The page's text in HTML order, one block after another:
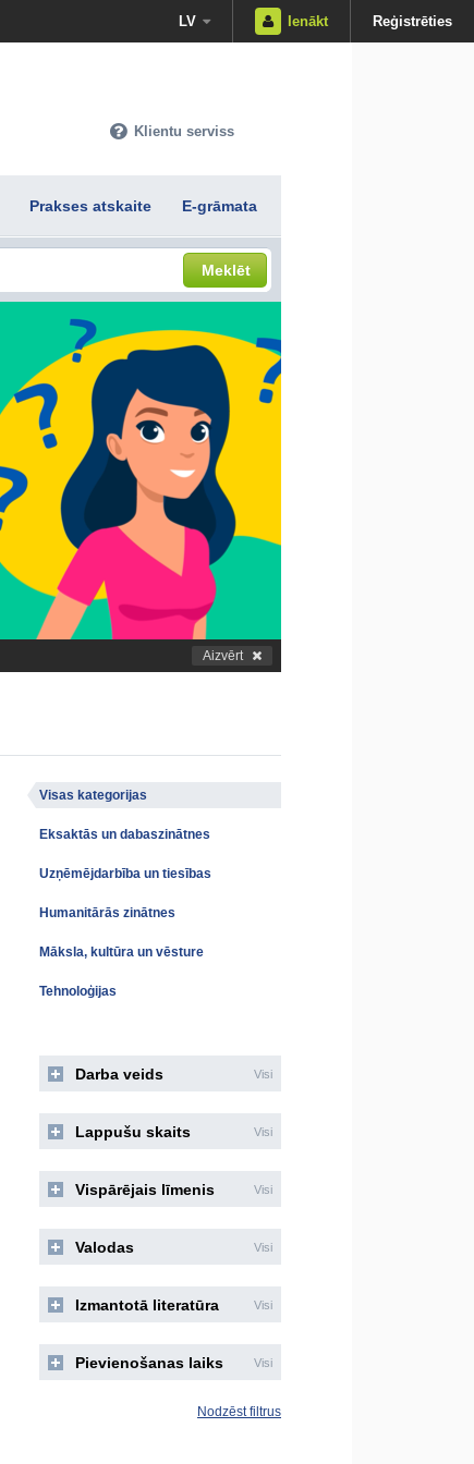
LV Ienākt Reģistrēties
Klientu serviss
Prakses atskaite E-grāmata
Meklēt
Aizvērt
Visas kategorijas
Eksaktās un dabaszinātnes
Uzņēmējdarbība un tiesības
Humanitārās zinātnes
Māksla, kultūra un vēsture
Tehnoloģijas
Darba veids Visi
Lappušu skaits Visi
Vispārējais līmenis Visi
Valodas Visi
Izmantotā literatūra Visi
Pievienošanas laiks Visi
Nodzēst filtrus